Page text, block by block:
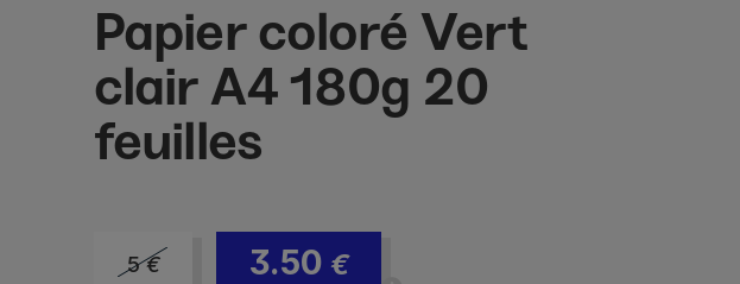
Papier coloré Vert
clair A4 180g 20
feuilles
5€ 3.50 €